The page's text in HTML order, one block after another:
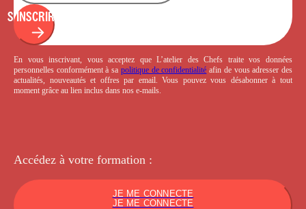
S'INSCRIRE
En vous inscrivant, vous acceptez que L’atelier des Chefs traite vos données
personnelles conformément à sa politique de confidentialité afin de vous adresser des
actualités, nouveautés et offres par email. Vous pouvez vous désabonner à tout
moment grâce au lien inclus dans nos e-mails.
Accédez à votre formation :
JE ME CONNECTE
JE ME CONNECTE